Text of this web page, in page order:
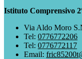
Istituto Comprensivo
Via Aldo Moro
Tel: 0776772206
Tel: 0776772117
Email: